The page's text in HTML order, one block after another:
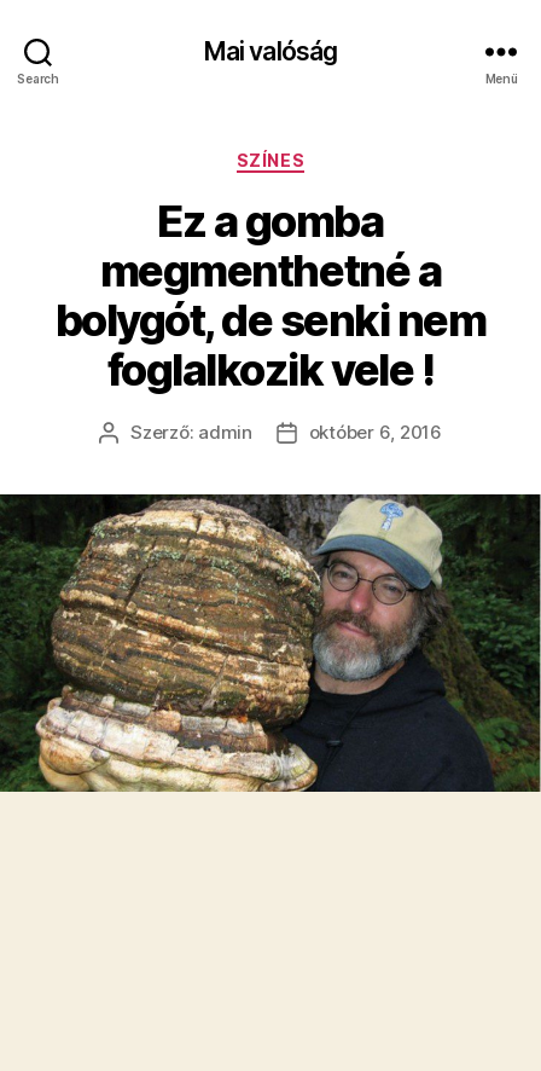
Search
Mai valóság
Menü
Kategóriák
SZÍNES
Ez a gomba
megmenthetné a
bolygót, de senki nem
foglalkozik vele !
Bejegyzés
Szerző: admin
Bejegyzés
október 6, 2016